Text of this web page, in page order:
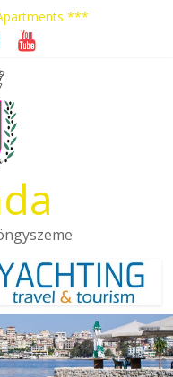
***
autóbusszal!
Sarandában